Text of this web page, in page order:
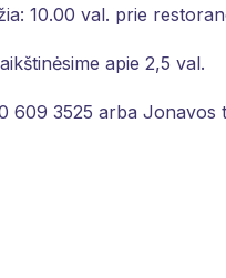
10.00 val. prie
apie 2,5 val.
609 3525 arba Jonavos